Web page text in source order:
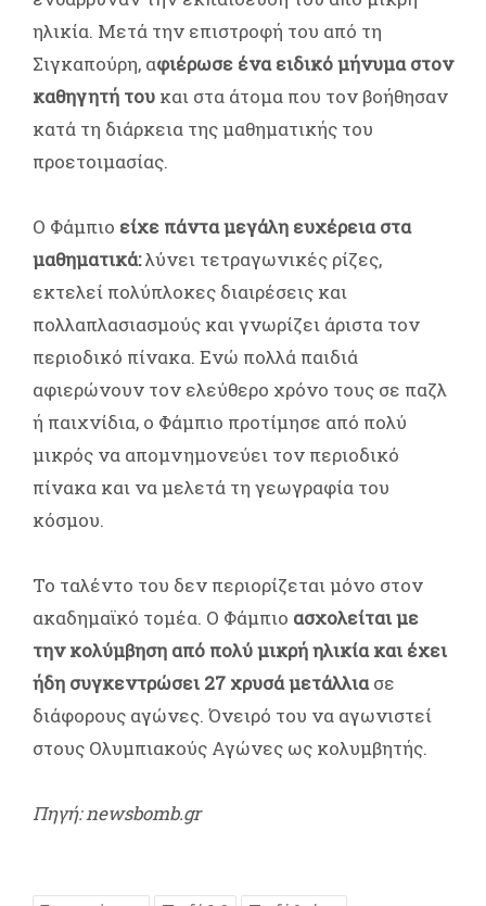
ηλικία. Μετά την επιστροφή του από τη
Σιγκαπούρη, αφιέρωσε ένα ειδικό μήνυμα στον
καθηγητή του και στα άτομα που τον βοήθησαν
κατά τη διάρκεια της μαθηματικής του
προετοιμασίας.
Ο Φάμπιο είχε πάντα μεγάλη ευχέρεια στα
μαθηματικά:λύνει τετραγωνικές ρίζες,
εκτελεί πολύπλοκες διαιρέσεις και
πολλαπλασιασμούς και γνωρίζει άριστα τον
περιοδικό πίνακα. Ενώ πολλά παιδιά
αφιερώνουν τον ελεύθερο χρόνο τους σε παζλ
ή παιχνίδια, ο Φάμπιο προτίμησε από πολύ
μικρός να απομνημονεύει τον περιοδικό
πίνακα και να μελετά τη γεωγραφία του
κόσμου.
Το ταλέντο του δεν περιορίζεται μόνο στον
ακαδημαϊκό τομέα. Ο Φάμπιο ασχολείται με
την κολύμβηση από πολύ μικρή ηλικία και έχει
ήδη συγκεντρώσει 27 χρυσά μετάλλιασε
διάφορους αγώνες. Όνειρό του να αγωνιστεί
στους Ολυμπιακούς Αγώνες ως κολυμβητής.
Πηγή: newsbomb.gr